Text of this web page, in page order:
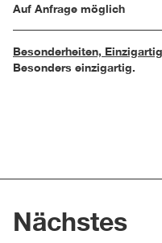
Auf Anfrage möglich
Besonderheiten,
Besonders einzigartig.
Nächstes